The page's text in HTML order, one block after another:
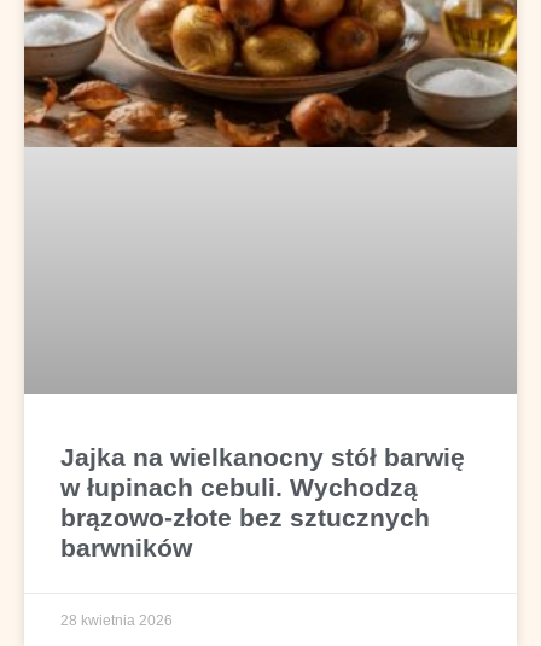
Jajka na wielkanocny stół barwię
w łupinach cebuli. Wychodzą
brązowo-złote bez sztucznych
barwników
28 kwietnia 2026